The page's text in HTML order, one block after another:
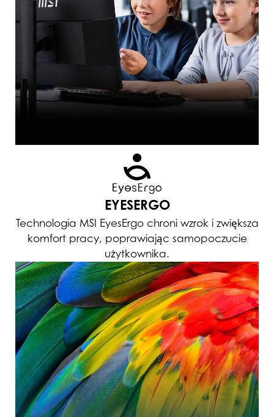
EYESERGO
Technologia MSI EyesErgo chroni wzrok i zwiększa
komfort pracy, poprawiając samopoczucie
użytkownika.